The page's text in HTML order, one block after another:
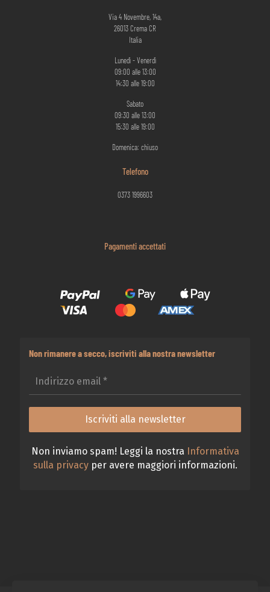
Via 4 Novembre, 14a,
26013 Crema CR
Italia
Lunedì - Venerdì
09:00 alle 13:00
14:30 alle 19:00
Sabato
09:30 alle 13:00
15:30 alle 19:00
Domenica: chiuso
Telefono
0373 1996603
Pagamenti accettati
Non rimanere a secco, iscriviti alla nostra newsletter
Non inviamo spam! Leggi la nostra Informativa
sulla privacyper avere maggiori informazioni.